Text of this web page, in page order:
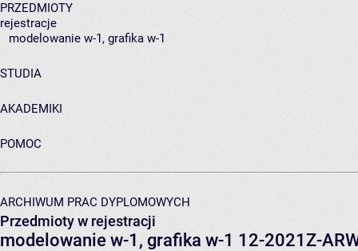
PRZEDMIOTY
rejestracje
modelowanie w-1, grafika w-1
STUDIA
AKADEMIKI
POMOC
ARCHIWUM PRAC DYPLOMOWYCH
Przedmioty w rejestracji
modelowanie w-1, grafika w-1 12-2021Z-